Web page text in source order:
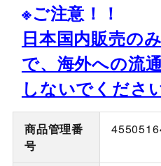
※ご注意！！
日本国内販売の
で、海外への流
しないでください
商品管理番
号